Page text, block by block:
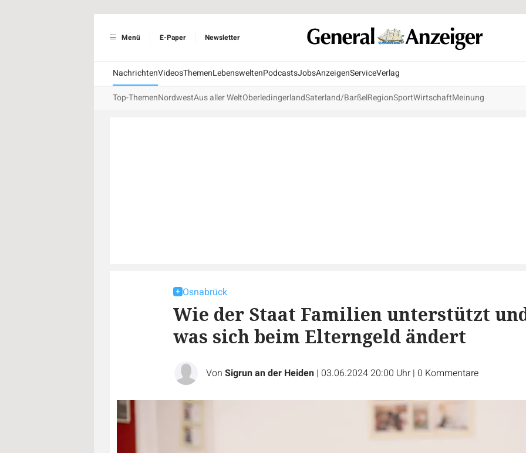
Menü E-Paper Newsletter
NachrichtenVideosThemenLebensweltenPodcastsJobsAnzeigenServiceVerlag
Top-ThemenNordwestAus aller WeltOberledingerlandSaterland/BarßelRegionSportWirtschaftMeinung
Osnabrück
Wie der Staat Familien unterstützt
was sich beim Elterngeld ändert
Von Sigrun an der Heiden | 03.06.2024 20:00 Uhr | 0 Kommentare